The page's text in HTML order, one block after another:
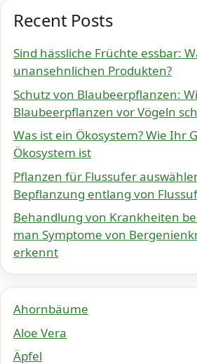
Recent Posts
Sind hässliche Früchte essbar:
unansehnlichen Produkten?
Schutz von Blaubeerpflanzen:
Blaubeerpflanzen vor Vögeln
Was ist ein Ökosystem? Wie Ihr
Ökosystem ist
Pflanzen für Flussufer
Bepflanzung entlang von
Behandlung von Krankheiten
man Symptome von
erkennt
Ahornbäume
Aloe Vera
Äpfel